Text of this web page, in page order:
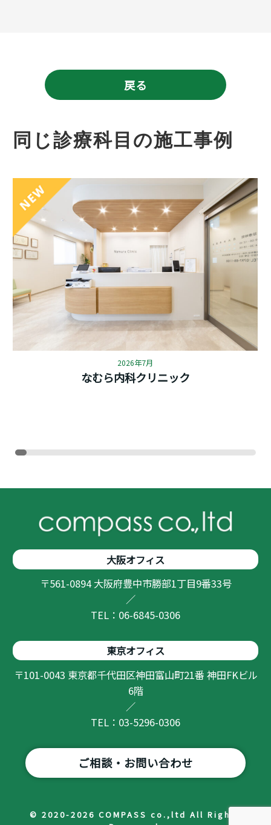
戻る
同じ診療科目の施工事例
2026年7月
なむら内科クリニック
大阪オフィス
〒561-0894 大阪府豊中市勝部1丁目9番33号
／
TEL：06-6845-0306
東京オフィス
〒101-0043 東京都千代田区神田富山町21番 神田FKビル
6階
／
TEL：03-5296-0306
ご相談・お問い合わせ
© 2020-2026 COMPASS co.,ltd All Rights